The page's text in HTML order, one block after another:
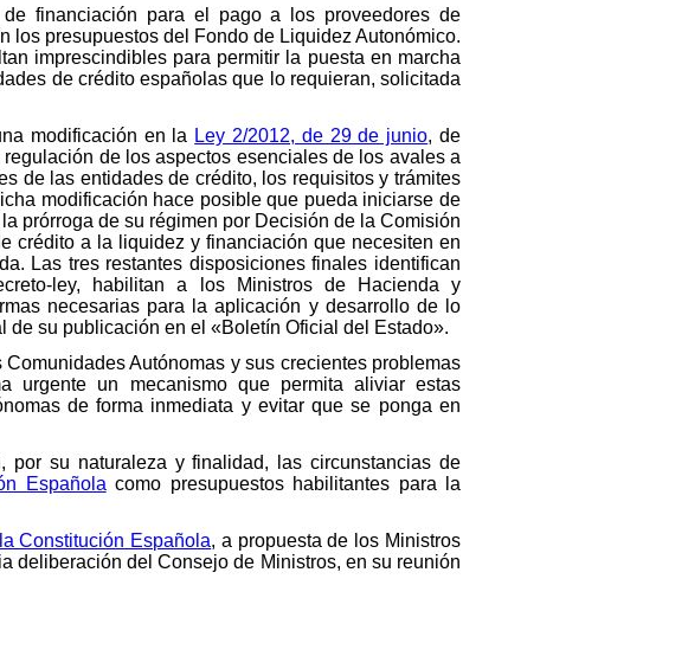
financiación para el pago a los proveedores de
los presupuestos del Fondo de Liquidez Autonómico.
imprescindibles para permitir la puesta en marcha
de crédito españolas que lo requieran, solicitada
modificación en la Ley 2/2012, de 29 de junio, de
de los aspectos esenciales de los avales a
de las entidades de crédito, los requisitos y trámites
modificación hace posible que pueda iniciarse de
prórroga de su régimen por Decisión de la Comisión
crédito a la liquidez y financiación que necesiten en
Las tres restantes disposiciones finales identifican
ley, habilitan a los Ministros de Hacienda y
necesarias para la aplicación y desarrollo de lo
de su publicación en el «Boletín Oficial del Estado».
Autónomas y sus crecientes problemas
urgente un mecanismo que permita aliviar estas
de forma inmediata y evitar que se ponga en
su naturaleza y finalidad, las circunstancias de
Española como presupuestos habilitantes para la
Constitución Española, a propuesta de los Ministros
deliberación del Consejo de Ministros, en su reunión